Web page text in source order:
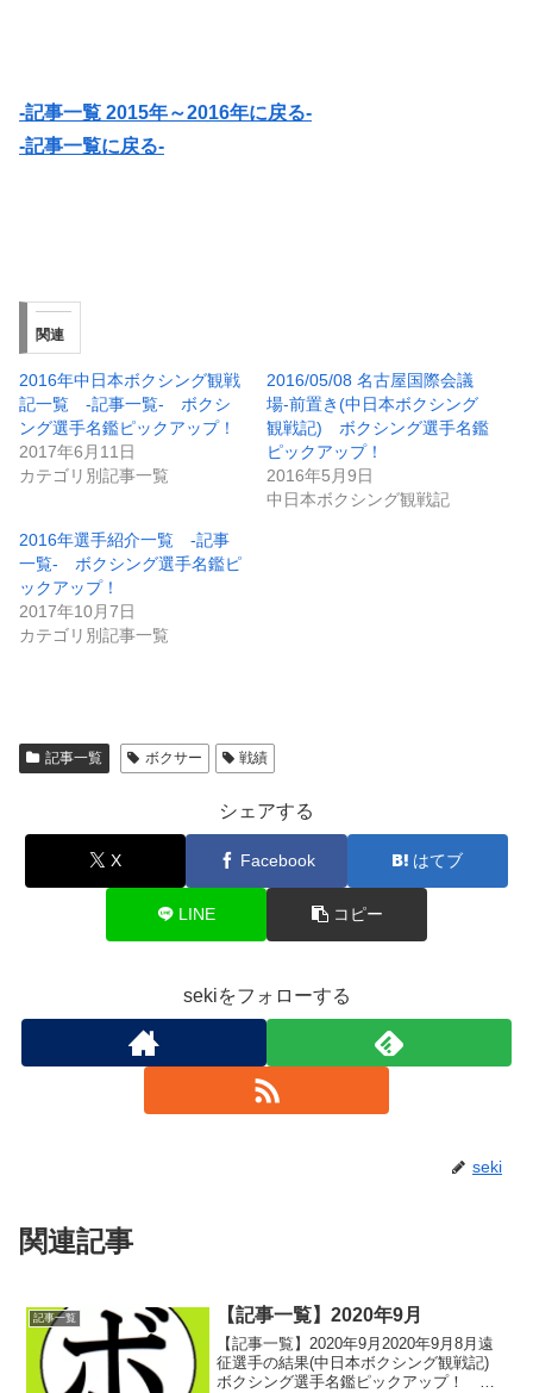
-記事一覧 2015年～2016年に戻る-
-記事一覧に戻る-
関連
2016年中日本ボクシング観戦
記一覧 -記事一覧- ボクシ
ング選手名鑑ピックアップ！
2017年6月11日
カテゴリ別記事一覧
2016/05/08 名古屋国際会議
場-前置き(中日本ボクシング
観戦記) ボクシング選手名鑑
ピックアップ！
2016年5月9日
中日本ボクシング観戦記
2016年選手紹介一覧 -記事
一覧- ボクシング選手名鑑ピ
ックアップ！
2017年10月7日
カテゴリ別記事一覧
記事一覧 ボクサー 戦績
シェアする
X Facebook はてブ
LINE コピー
sekiをフォローする
seki
関連記事
記事一覧 【記事一覧】2020年9月
【記事一覧】2020年9月2020年9月8月遠
征選手の結果(中日本ボクシング観戦記)
ボクシング選手名鑑ピックアップ！